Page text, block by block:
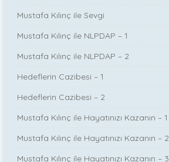
Mustafa Kılınç ile Sevgi
Mustafa Kılınç ile NLPDAP – 1
Mustafa Kılınç ile NLPDAP – 2
Hedeflerin Cazibesi – 1
Hedeflerin Cazibesi – 2
Mustafa Kılınç ile Hayatınızı Kazanın – 1
Mustafa Kılınç ile Hayatınızı Kazanın – 2
Mustafa Kılınç ile Hayatınızı Kazanın – 3